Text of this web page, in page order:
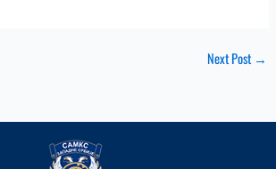
Next Post →